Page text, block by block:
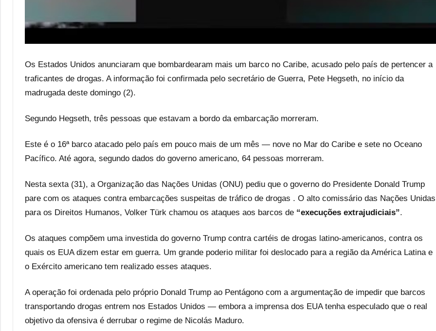
Os Estados Unidos anunciaram que bombardearam mais um barco no Caribe, acusado pelo país de pertencer a
traficantes de drogas. A informação foi confirmada pelo secretário de Guerra, Pete Hegseth, no início da
madrugada deste domingo (2).
Segundo Hegseth, três pessoas que estavam a bordo da embarcação morreram.
Este é o 16ª barco atacado pelo país em pouco mais de um mês — nove no Mar do Caribe e sete no Oceano
Pacífico. Até agora, segundo dados do governo americano, 64 pessoas morreram.
Nesta sexta (31), a Organização das Nações Unidas (ONU) pediu que o governo do Presidente Donald Trump
pare com os ataques contra embarcações suspeitas de tráfico de drogas . O alto comissário das Nações Unidas
para os Direitos Humanos, Volker Türk chamou os ataques aos barcos de “execuções extrajudiciais”.
Os ataques compõem uma investida do governo Trump contra cartéis de drogas latino-americanos, contra os
quais os EUA dizem estar em guerra. Um grande poderio militar foi deslocado para a região da América Latina e
o Exército americano tem realizado esses ataques.
A operação foi ordenada pelo próprio Donald Trump ao Pentágono com a argumentação de impedir que barcos
transportando drogas entrem nos Estados Unidos — embora a imprensa dos EUA tenha especulado que o real
objetivo da ofensiva é derrubar o regime de Nicolás Maduro.